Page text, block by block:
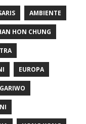
AMBIENTE
HON CHUNG
EUROPA
GARIWO